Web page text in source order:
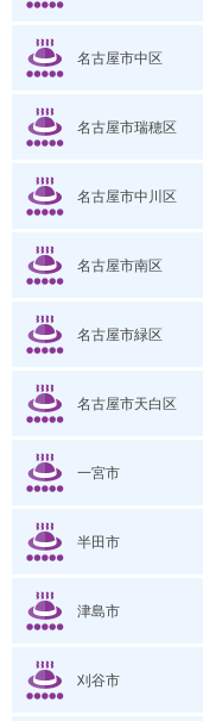
名古屋市中区
名古屋市瑞穂区
名古屋市中川区
名古屋市南区
名古屋市緑区
名古屋市天白区
一宮市
半田市
津島市
刈谷市